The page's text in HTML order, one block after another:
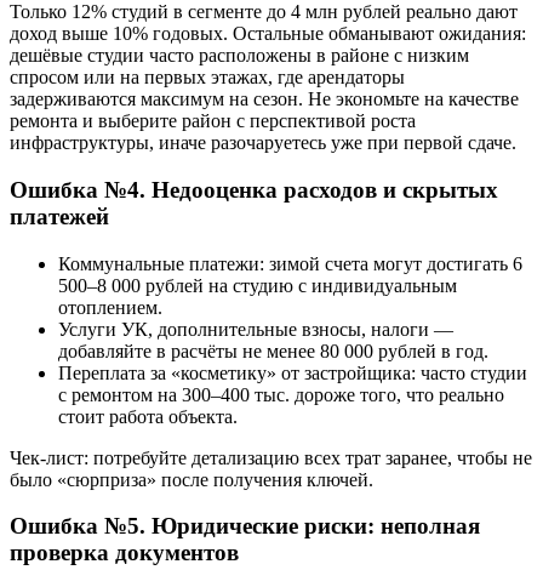
Только 12% студий в сегменте до 4 млн рублей реально дают
доход выше 10% годовых. Остальные обманывают ожидания:
дешёвые студии часто расположены в районе с низким
спросом или на первых этажах, где арендаторы
задерживаются максимум на сезон. Не экономьте на качестве
ремонта и выберите район с перспективой роста
инфраструктуры, иначе разочаруетесь уже при первой сдаче.
Ошибка №4. Недооценка расходов и скрытых
платежей
Коммунальные платежи: зимой счета могут достигать 6
500–8 000 рублей на студию с индивидуальным
отоплением.
Услуги УК, дополнительные взносы, налоги —
добавляйте в расчёты не менее 80 000 рублей в год.
Переплата за «косметику» от застройщика: часто студии
с ремонтом на 300–400 тыс. дороже того, что реально
стоит работа объекта.
Чек-лист: потребуйте детализацию всех трат заранее, чтобы не
было «сюрприза» после получения ключей.
Ошибка №5. Юридические риски: неполная
проверка документов